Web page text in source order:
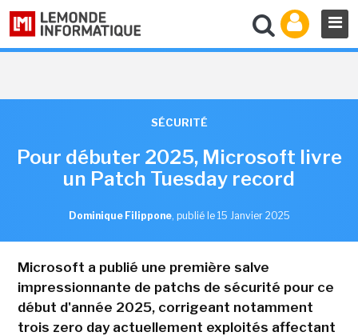
SÉCURITÉ
Pour débuter 2025, Microsoft livre
un Patch Tuesday record
Dominique Filippone, publié le 15 Janvier 2025
Microsoft a publié une première salve
impressionnante de patchs de sécurité pour ce
début d'année 2025, corrigeant notamment
trois zero day actuellement exploités affectant